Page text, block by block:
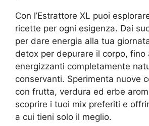
Con l’Estrattore XL puoi
ricette per ogni esigenza. Dai
per dare energia alla tua
detox per depurare il corpo, fino
energizzanti completamente
conservanti. Sperimenta nuove
con frutta, verdura ed erbe
scoprire i tuoi mix preferiti e
a cui tieni solo il meglio.